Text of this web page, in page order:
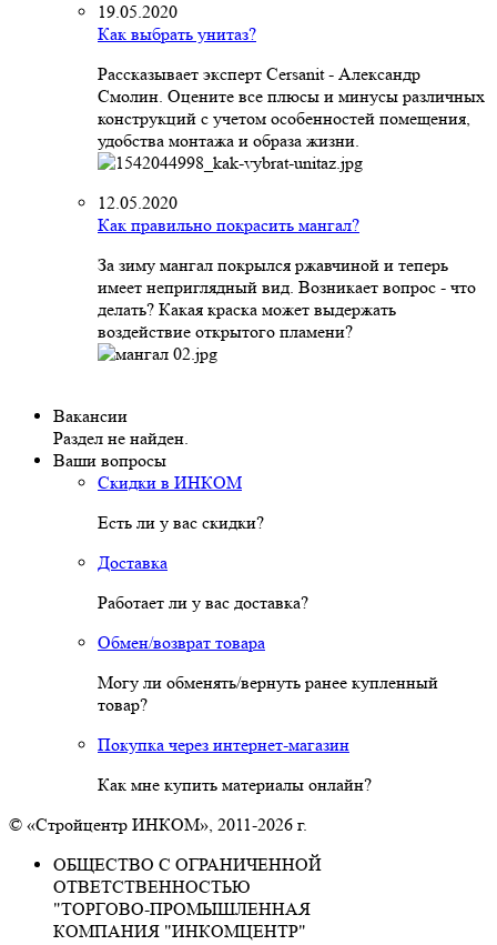
19.05.2020
Как выбрать унитаз?
Рассказывает эксперт Cersanit - Александр
Смолин. Оцените все плюсы и минусы различных
конструкций с учетом особенностей помещения,
удобства монтажа и образа жизни.
12.05.2020
Как правильно покрасить мангал?
За зиму мангал покрылся ржавчиной и теперь
имеет неприглядный вид. Возникает вопрос - что
делать? Какая краска может выдержать
воздействие открытого пламени?
Вакансии
Раздел не найден.
Ваши вопросы
Скидки в ИНКОМ
Есть ли у вас скидки?
Доставка
Работает ли у вас доставка?
Обмен/возврат товара
Могу ли обменять/вернуть ранее купленный
товар?
Покупка через интернет-магазин
Как мне купить материалы онлайн?
© «Стройцентр ИНКОМ», 2011-2026 г.
ОБЩЕСТВО С ОГРАНИЧЕННОЙ
ОТВЕТСТВЕННОСТЬЮ
"ТОРГОВО-ПРОМЫШЛЕННАЯ
КОМПАНИЯ "ИНКОМЦЕНТР"